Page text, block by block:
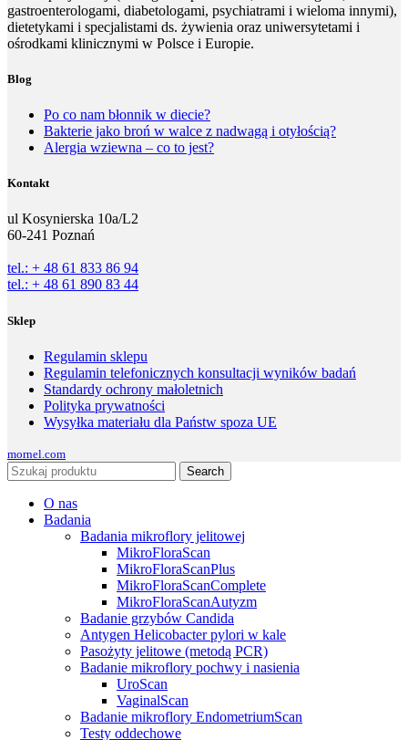
gastroenterologami, diabetologami, psychiatrami i wieloma innymi),
dietetykami i specjalistami ds. żywienia oraz uniwersytetami i
ośrodkami klinicznymi w Polsce i Europie.
Blog
Po co nam błonnik w diecie?
Bakterie jako broń w walce z nadwagą i otyłością?
Alergia wziewna – co to jest?
Kontakt
ul Kosynierska 10a/L2
60-241 Poznań
tel.: + 48 61 833 86 94
tel.: + 48 61 890 83 44
Sklep
Regulamin sklepu
Regulamin telefonicznych konsultacji wyników badań
Standardy ochrony małoletnich
Polityka prywatności
Wysyłka materiału dla Państw spoza UE
mornel.com
Search
O nas
Badania
Badania mikroflory jelitowej
MikroFloraScan
MikroFloraScanPlus
MikroFloraScanComplete
MikroFloraScanAutyzm
Badanie grzybów Candida
Antygen Helicobacter pylori w kale
Pasożyty jelitowe (metodą PCR)
Badanie mikroflory pochwy i nasienia
UroScan
VaginalScan
Badanie mikroflory EndometriumScan
Testy oddechowe